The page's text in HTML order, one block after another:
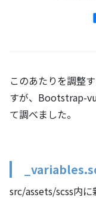
このあたりを調整
すが、Bootstrap-
て調べました。
src/assets/scss内